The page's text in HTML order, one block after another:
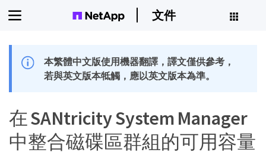
文件
本繁體中文版使用機器翻譯，譯文僅供參考，
若與英文版本牴觸，應以英文版本為準。
在 SANtricity System Manager
中整合磁碟區群組的可用容量